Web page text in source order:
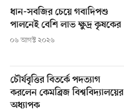
ধান-সবজির চেয়ে গবাদিপশু
পালনেই বেশি লাভ ক্ষুদ্র কৃষকের
০৬ আগস্ট ২০২৬
চৌর্যবৃত্তির বিতর্কে পদত্যাগ
করলেন কেমব্রিজ বিশ্ববিদ্যালয়ের
অধ্যাপক